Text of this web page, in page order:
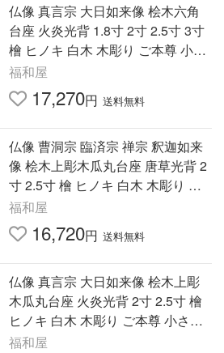
仏像 真言宗 大日如来像 桧木六角
台座 火炎光背 1.8寸 2寸 2.5寸 3寸
檜 ヒノキ 白木 木彫り ご本尊 小さ
い
福和屋
17,270円 送料無料
仏像 曹洞宗 臨済宗 禅宗 釈迦如来
像 桧木上彫木瓜丸台座 唐草光背 2
寸 2.5寸 檜 ヒノキ 白木 木彫り ご
本尊 小さい
福和屋
16,720円 送料無料
仏像 真言宗 大日如来像 桧木上彫
木瓜丸台座 火炎光背 2寸 2.5寸 檜
ヒノキ 白木 木彫り ご本尊 小さい
開運 風水 厄除け 供養
福和屋